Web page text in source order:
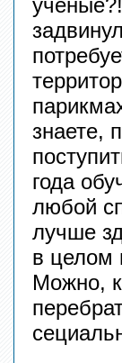
знаете,
года
любой
лучше
в целом
Можно,